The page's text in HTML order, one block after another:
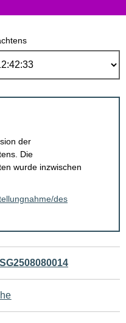
der
Die
wurde inzwischen
des